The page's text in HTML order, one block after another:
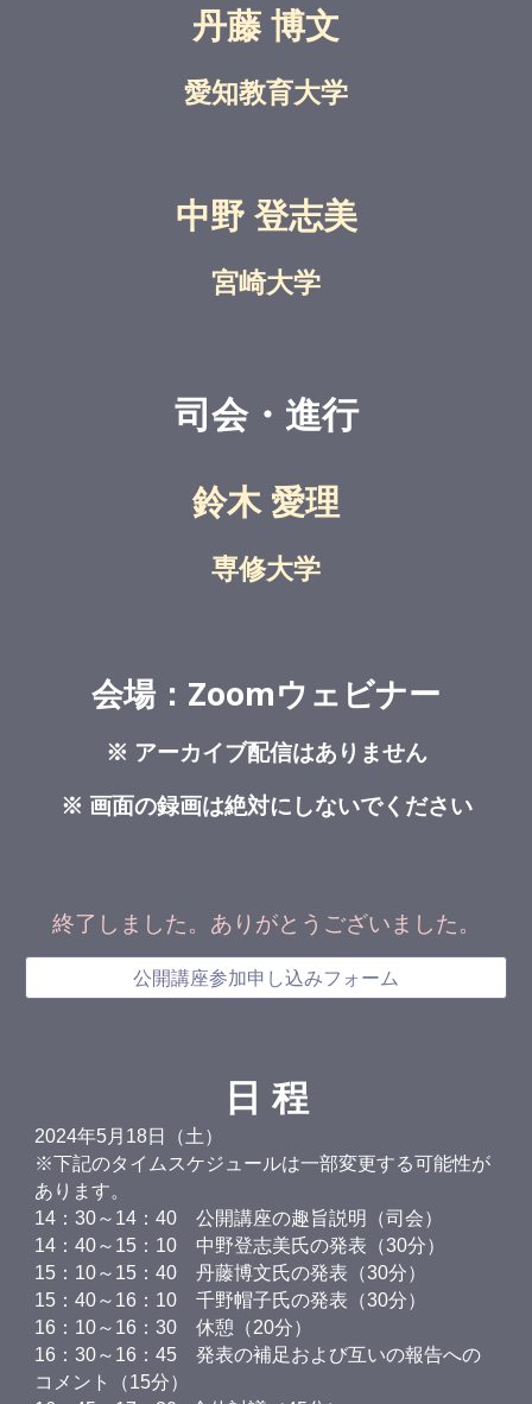
丹藤 博文
愛知教育大学
中野 登志美
宮崎大学
司会・進行
鈴木 愛理
専修大学
会場：Zoomウェビナー
※ アーカイブ配信はありません
※ 画面の録画は絶対にしないでください
終了しました。ありがとうございました。
公開講座参加申し込みフォーム
日 程
2024年5月18日（土）
※下記のタイムスケジュールは一部変更する可能性が
あります。
14：30～14：40 公開講座の趣旨説明（司会）
14：40～15：10 中野登志美氏の発表（30分）
15：10～15：40 丹藤博文氏の発表（30分）
15：40～16：10 千野帽子氏の発表（30分）
16：10～16：30 休憩（20分）
16：30～16：45 発表の補足および互いの報告への
コメント（15分）